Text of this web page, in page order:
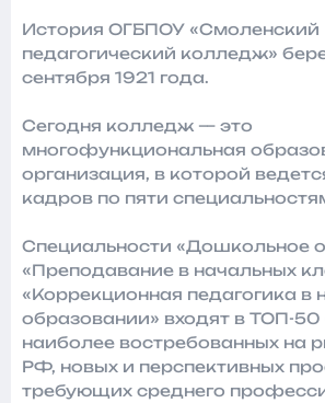
История ОГБПОУ «Смоленский
педагогический колледж»
сентября 1921 года.
Сегодня колледж — это
многофункциональная
организация, в которой
кадров по пяти
Специальности «Дошкольное
«Преподавание в начальных
«Коррекционная педагогика в
образовании» входят в ТОП-50
наиболее востребованных на
РФ, новых и перспективных
требующих среднего